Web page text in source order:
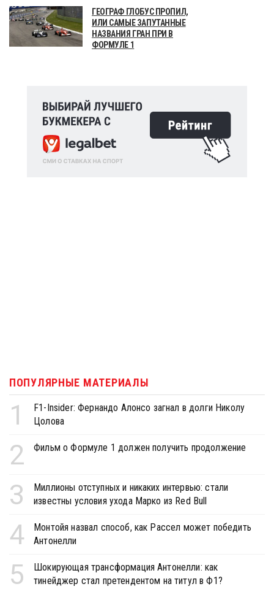
ГЕОГРАФ ГЛОБУС ПРОПИЛ,
ИЛИ САМЫЕ ЗАПУТАННЫЕ
НАЗВАНИЯ ГРАН ПРИ В
ФОРМУЛЕ 1
ПОПУЛЯРНЫЕ МАТЕРИАЛЫ
1
F1-Insider: Фернандо Алонсо загнал в долги Николу
Цолова
2 Фильм о Формуле 1 должен получить продолжение
3
Миллионы отступных и никаких интервью: стали
известны условия ухода Марко из Red Bull
4
Монтойя назвал способ, как Рассел может победить
Антонелли
5
Шокирующая трансформация Антонелли: как
тинейджер стал претендентом на титул в Ф1?